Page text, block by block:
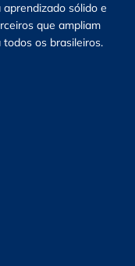
sólido e
que ampliam
os brasileiros.